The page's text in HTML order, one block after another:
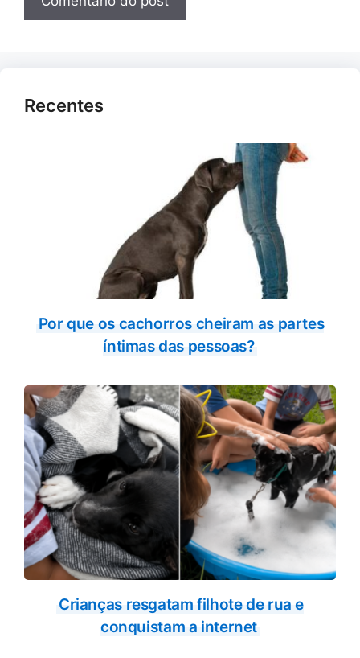
Recentes
Por que os cachorros cheiram as partes
íntimas das pessoas?
Crianças resgatam filhote de rua e
conquistam a internet